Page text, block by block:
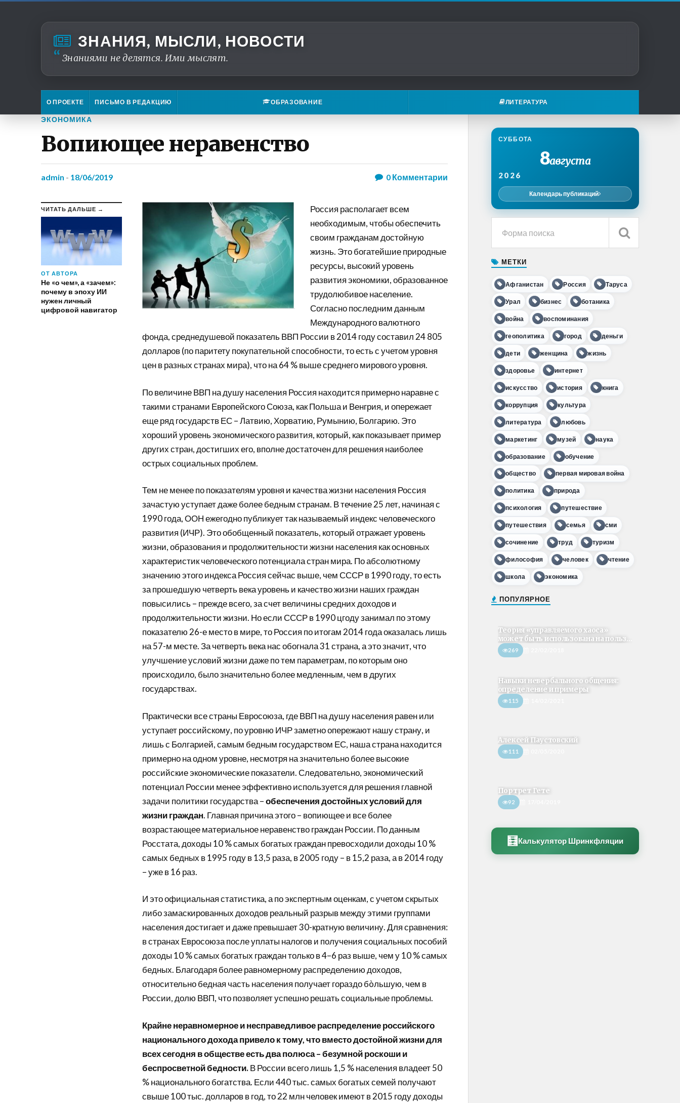
ЗНАНИЯ, МЫСЛИ, НОВОСТИ
Знаниями не делятся. Ими мыслят.
О ПРОЕКТЕ ПИСЬМО В РЕДАКЦИЮ ОБРАЗОВАНИЕ ЛИТЕРАТУРА
ЭКОНОМИКА
Вопиющее неравенство
admin - 18/06/2019 0Комментарии
ЧИТАТЬ ДАЛЬШЕ →
ОТ АВТОРА
Не «о чем», а «зачем»:
почему в эпоху ИИ
нужен личный
цифровой навигатор
Россия располагает всем
необходимым, чтобы обеспечить
своим гражданам достойную
жизнь. Это богатейшие природные
ресурсы, высокий уровень
развития экономики, образованное
трудолюбивое население.
Согласно последним данным
Международного валютного
фонда, среднедушевой показатель ВВП России в 2014 году составил 24 805
долларов (по паритету покупательной способности, то есть с учетом уровня
цен в разных странах мира), что на 64 % выше среднего мирового уровня.
По величине ВВП на душу населения Россия находится примерно наравне с
такими странами Европейского Союза, как Польша и Венгрия, и опережает
еще ряд государств ЕС – Латвию, Хорватию, Румынию, Болгарию. Это
хороший уровень экономического развития, который, как показывает пример
других стран, достигших его, вполне достаточен для решения наиболее
острых социальных проблем.
Тем не менее по показателям уровня и качества жизни населения Россия
зачастую уступает даже более бедным странам. В течение 25 лет, начиная с
1990 года, ООН ежегодно публикует так называемый индекс человеческого
развития (ИЧР). Это обобщенный показатель, который отражает уровень
жизни, образования и продолжительности жизни населения как основных
характеристик человеческого потенциала стран мира. По абсолютному
значению этого индекса Россия сейчас выше, чем СССР в 1990 году, то есть
за прошедшую четверть века уровень и качество жизни наших граждан
повысились – прежде всего, за счет величины средних доходов и
продолжительности жизни. Но если СССР в 1990 цгоду занимал по этому
показателю 26-е место в мире, то Россия по итогам 2014 года оказалась лишь
на 57-м месте. За четверть века нас обогнала 31 страна, а это значит, что
улучшение условий жизни даже по тем параметрам, по которым оно
происходило, было значительно более медленным, чем в других
государствах.
Практически все страны Евросоюза, где ВВП на душу населения равен или
уступает российскому, по уровню ИЧР заметно опережают нашу страну, и
лишь с Болгарией, самым бедным государством ЕС, наша страна находится
примерно на одном уровне, несмотря на значительно более высокие
российские экономические показатели. Следовательно, экономический
потенциал России менее эффективно используется для решения главной
задачи политики государства –обеспечения достойных условий для
жизни граждан. Главная причина этого – вопиющее и все более
возрастающее материальное неравенство граждан России. По данным
Росстата, доходы 10 % самых богатых граждан превосходили доходы 10 %
самых бедных в 1995 году в 13,5 раза, в 2005 году – в 15,2 раза, а в 2014 году
– уже в 16 раз.
И это официальная статистика, а по экспертным оценкам, с учетом скрытых
либо замаскированных доходов реальный разрыв между этими группами
населения достигает и даже превышает 30-кратную величину. Для сравнения:
в странах Евросоюза после уплаты налогов и получения социальных пособий
доходы 10 % самых богатых граждан только в 4–6 раз выше, чем у 10 % самых
бедных. Благодаря более равномерному распределению доходов,
относительно бедная часть населения получает гораздо бòльшую, чем в
России, долю ВВП, что позволяет успешно решать социальные проблемы.
Крайне неравномерное и несправедливое распределение российского
национального дохода привело к тому, что вместо достойной жизни для
всех сегодня в обществе есть два полюса – безумной роскоши и
беспросветной бедности.В России всего лишь 1,5 % населения владеет 50
% национального богатства. Если 440 тыс. самых богатых семей получают
свыше 100 тыс. долларов в год, то 22 млн человек имеют в 2015 году доходы
СУББОТА
8августа
2026
Календарь публикаций
МЕТКИ
Афганистан Россия Таруса
Урал бизнес ботаника
война воспоминания
геополитика город деньги
дети женщина жизнь
здоровье интернет
искусство история книга
коррупция культура
литература любовь
маркетинг музей наука
образование обучение
общество первая мировая война
политика природа
психология путешествие
путешествия семья сми
сочинение труд туризм
философия человек чтение
школа экономика
ПОПУЛЯРНОЕ
Теория «управляемого хаоса»
может быть использована на польз...
269
Навыки невербального общения:
определение и примеры
115
Алексей Паустовский
111
Портрет Гете
92
🧮 Калькулятор Шринкфляции